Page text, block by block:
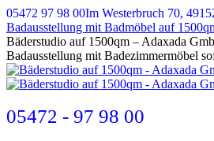
Zum
Inhalt
springen
05472 97 98 00Im Westerbruch 70,
Badausstellung mit Badmöbel auf
E-
Mail
page
opens
new
window
Bäderstudio auf 1500qm – Adaxada
Badausstellung mit Badezimmermöbel
05472 - 97 98 00